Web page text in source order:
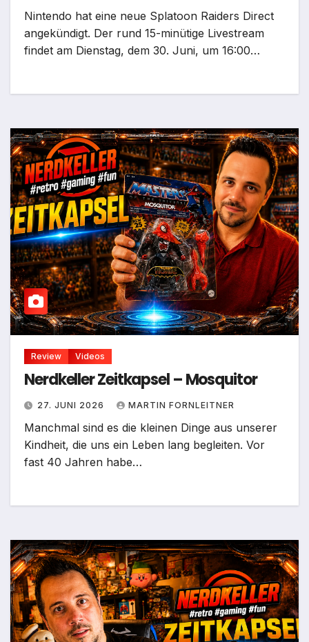
Nintendo hat eine neue Splatoon Raiders Direct
angekündigt. Der rund 15-minütige Livestream
findet am Dienstag, dem 30. Juni, um 16:00…
Review Videos
Nerdkeller Zeitkapsel – Mosquitor
27. JUNI 2026 MARTIN FORNLEITNER
Manchmal sind es die kleinen Dinge aus unserer
Kindheit, die uns ein Leben lang begleiten. Vor
fast 40 Jahren habe…